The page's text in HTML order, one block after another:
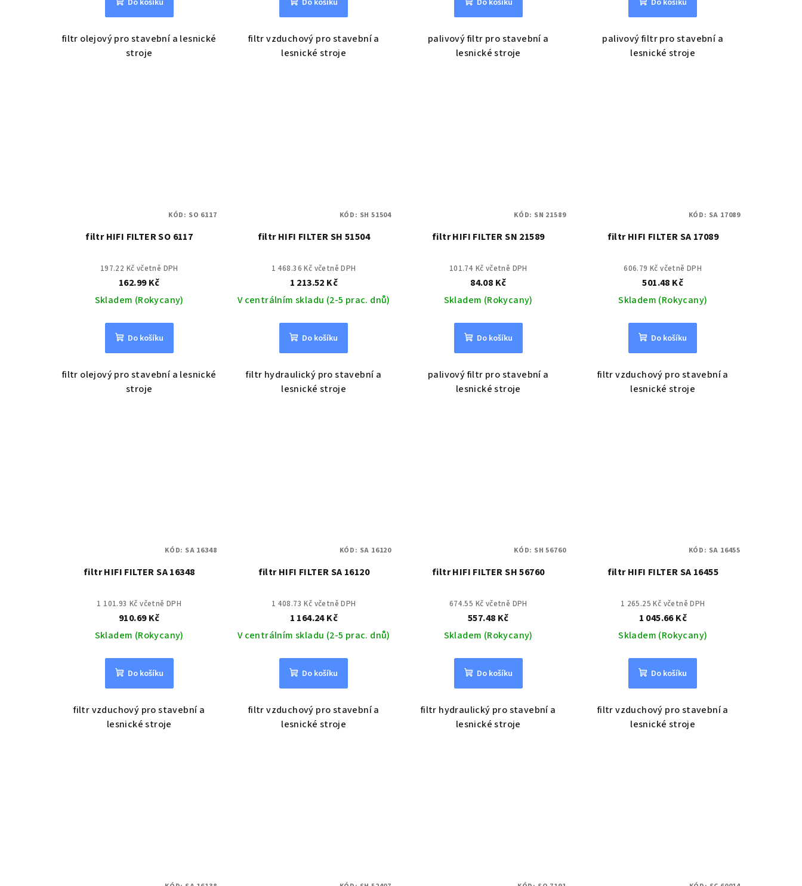
filtr olejový pro stavební a lesnické
stroje
filtr vzduchový pro stavební a
lesnické stroje
palivový filtr pro stavební a
lesnické stroje
palivový filtr pro stavební a
lesnické stroje
filtr HIFI FILTER SO 6117
197.22 Kč včetně DPH
162.99 Kč
Skladem (Rokycany)
Do košíku
filtr olejový pro stavební a lesnické
stroje
KÓD: SO 6117
filtr HIFI FILTER SH 51504
1 468.36 Kč včetně DPH
1 213.52 Kč
V centrálním skladu (2-5 prac. dnů)
Do košíku
filtr hydraulický pro stavební a
lesnické stroje
KÓD: SH 51504
filtr HIFI FILTER SN 21589
101.74 Kč včetně DPH
84.08 Kč
Skladem (Rokycany)
Do košíku
palivový filtr pro stavební a
lesnické stroje
KÓD: SN 21589
filtr HIFI FILTER SA 17089
606.79 Kč včetně DPH
501.48 Kč
Skladem (Rokycany)
Do košíku
filtr vzduchový pro stavební a
lesnické stroje
KÓD: SA 17089
filtr HIFI FILTER SA 16348
1 101.93 Kč včetně DPH
910.69 Kč
Skladem (Rokycany)
Do košíku
filtr vzduchový pro stavební a
lesnické stroje
KÓD: SA 16348
filtr HIFI FILTER SA 16120
1 408.73 Kč včetně DPH
1 164.24 Kč
V centrálním skladu (2-5 prac. dnů)
Do košíku
filtr vzduchový pro stavební a
lesnické stroje
KÓD: SA 16120
filtr HIFI FILTER SH 56760
674.55 Kč včetně DPH
557.48 Kč
Skladem (Rokycany)
Do košíku
filtr hydraulický pro stavební a
lesnické stroje
KÓD: SH 56760
filtr HIFI FILTER SA 16455
1 265.25 Kč včetně DPH
1 045.66 Kč
Skladem (Rokycany)
Do košíku
filtr vzduchový pro stavební a
lesnické stroje
KÓD: SA 16455